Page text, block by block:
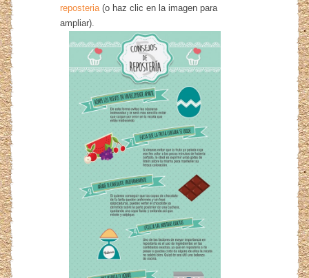
reposteria (o haz clic en la imagen para
ampliar).